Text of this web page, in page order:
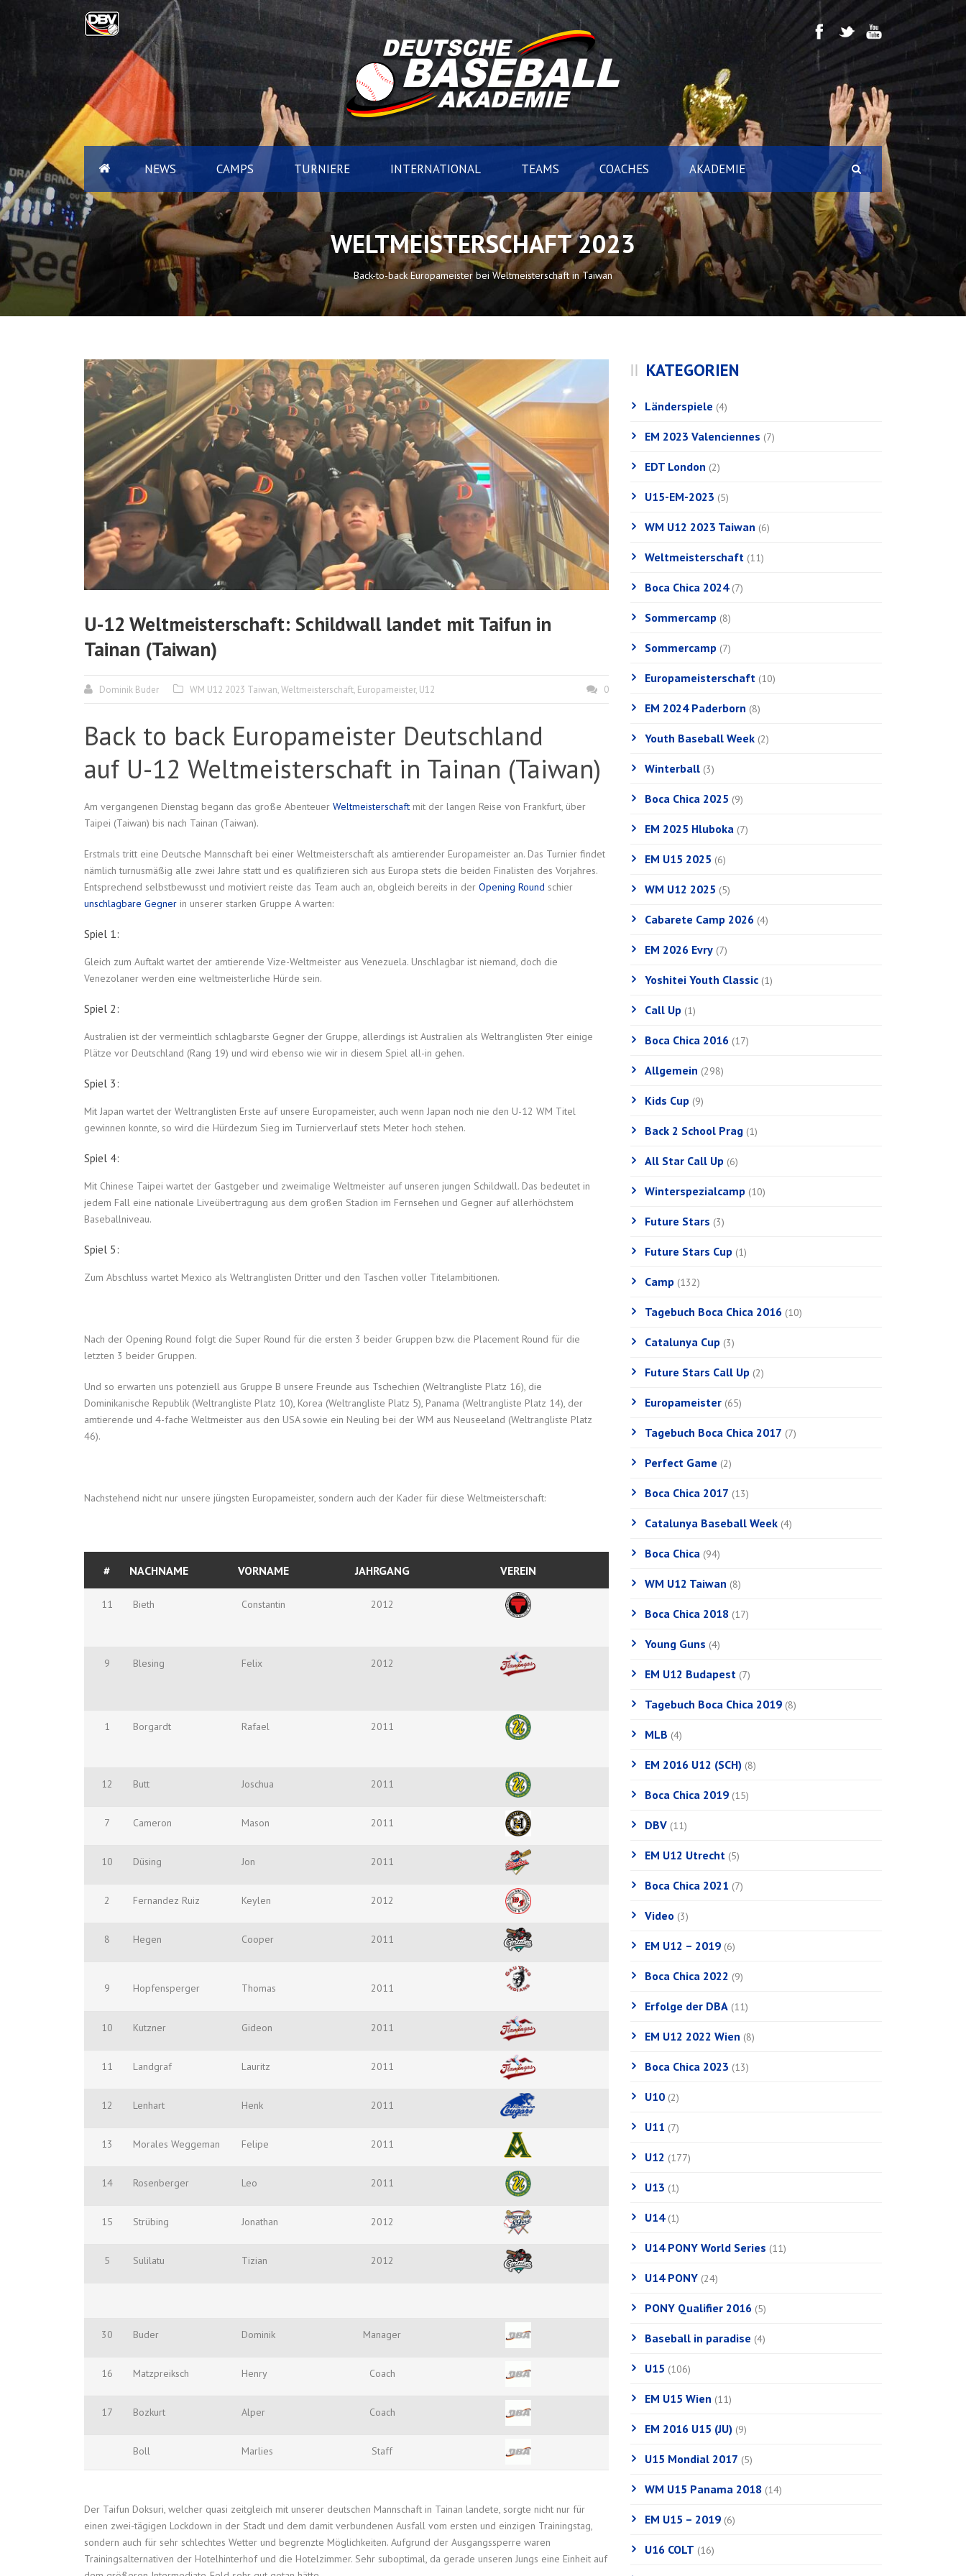
NEWS CAMPS TURNIERE INTERNATIONAL TEAMS COACHES AKADEMIE
WELTMEISTERSCHAFT 2023
Back-to-back Europameister bei Weltmeisterschaft in Taiwan
U-12 Weltmeisterschaft: Schildwall landet mit Taifun in
Tainan (Taiwan)
Dominik Buder WM U12 2023 Taiwan,Weltmeisterschaft, Europameister, U12 0
Back to back Europameister Deutschland
auf U-12 Weltmeisterschaft in Tainan (Taiwan)
Am vergangenen Dienstag begann das große Abenteuer Weltmeisterschaft mit der langen Reise von Frankfurt, über
Taipei (Taiwan) bis nach Tainan (Taiwan).
Erstmals tritt eine Deutsche Mannschaft bei einer Weltmeisterschaft als amtierender Europameister an. Das Turnier findet
nämlich turnusmäßig alle zwei Jahre statt und es qualifizieren sich aus Europa stets die beiden Finalisten des Vorjahres.
Entsprechend selbstbewusst und motiviert reiste das Team auch an, obgleich bereits in der Opening Round schier
unschlagbare Gegner in unserer starken Gruppe A warten:
Spiel 1:
Gleich zum Auftakt wartet der amtierende Vize-Weltmeister aus Venezuela. Unschlagbar ist niemand, doch die
Venezolaner werden eine weltmeisterliche Hürde sein.
Spiel 2:
Australien ist der vermeintlich schlagbarste Gegner der Gruppe, allerdings ist Australien als Weltranglisten 9ter einige
Plätze vor Deutschland (Rang 19) und wird ebenso wie wir in diesem Spiel all-in gehen.
Spiel 3:
Mit Japan wartet der Weltranglisten Erste auf unsere Europameister, auch wenn Japan noch nie den U-12 WM Titel
gewinnen konnte, so wird die Hürdezum Sieg im Turnierverlauf stets Meter hoch stehen.
Spiel 4:
Mit Chinese Taipei wartet der Gastgeber und zweimalige Weltmeister auf unseren jungen Schildwall. Das bedeutet in
jedem Fall eine nationale Liveübertragung aus dem großen Stadion im Fernsehen und Gegner auf allerhöchstem
Baseballniveau.
Spiel 5:
Zum Abschluss wartet Mexico als Weltranglisten Dritter und den Taschen voller Titelambitionen.
Nach der Opening Round folgt die Super Round für die ersten 3 beider Gruppen bzw. die Placement Round für die
letzten 3 beider Gruppen.
Und so erwarten uns potenziell aus Gruppe B unsere Freunde aus Tschechien (Weltrangliste Platz 16), die
Dominikanische Republik (Weltrangliste Platz 10), Korea (Weltrangliste Platz 5), Panama (Weltrangliste Platz 14), der
amtierende und 4-fache Weltmeister aus den USA sowie ein Neuling bei der WM aus Neuseeland (Weltrangliste Platz
46).
Nachstehend nicht nur unsere jüngsten Europameister, sondern auch der Kader für diese Weltmeisterschaft:
# NACHNAME VORNAME JAHRGANG VEREIN
11 Bieth Constantin 2012
9 Blesing Felix 2012
1 Borgardt Rafael 2011
12 Butt Joschua 2011
7 Cameron Mason 2011
10 Düsing Jon 2011
2 Fernandez Ruiz Keylen 2012
8 Hegen Cooper 2011
9 Hopfensperger Thomas 2011
10 Kutzner Gideon 2011
11 Landgraf Lauritz 2011
12 Lenhart Henk 2011
13 Morales Weggeman Felipe 2011
14 Rosenberger Leo 2011
15 Strübing Jonathan 2012
5 Sulilatu Tizian 2012
30 Buder Dominik Manager
16 Matzpreiksch Henry Coach
17 Bozkurt Alper Coach
Boll Marlies Staff
Der Taifun Doksuri, welcher quasi zeitgleich mit unserer deutschen Mannschaft in Tainan landete, sorgte nicht nur für
einen zwei-tägigen Lockdown in der Stadt und dem damit verbundenen Ausfall vom ersten und einzigen Trainingstag,
sondern auch für sehr schlechtes Wetter und begrenzte Möglichkeiten. Aufgrund der Ausgangssperre waren
Trainingsalternativen der Hotelhinterhof und die Hotelzimmer. Sehr suboptimal, da gerade unseren Jungs eine Einheit auf
KATEGORIEN
Länderspiele (4)
EM 2023 Valenciennes (7)
EDT London (2)
U15-EM-2023 (5)
WM U12 2023 Taiwan (6)
Weltmeisterschaft (11)
Boca Chica 2024(7)
Sommercamp (8)
Sommercamp (7)
Europameisterschaft (10)
EM 2024 Paderborn (8)
Youth Baseball Week (2)
Winterball (3)
Boca Chica 2025 (9)
EM 2025 Hluboka (7)
EM U15 2025 (6)
WM U12 2025 (5)
Cabarete Camp 2026 (4)
EM 2026 Evry (7)
Yoshitei Youth Classic (1)
Call Up (1)
Boca Chica 2016 (17)
Allgemein (298)
Kids Cup (9)
Back 2 School Prag (1)
All Star Call Up (6)
Winterspezialcamp (10)
Future Stars (3)
Future Stars Cup (1)
Camp (132)
Tagebuch Boca Chica 2016 (10)
Catalunya Cup (3)
Future Stars Call Up (2)
Europameister (65)
Tagebuch Boca Chica 2017 (7)
Perfect Game (2)
Boca Chica 2017 (13)
Catalunya Baseball Week (4)
Boca Chica (94)
WM U12 Taiwan (8)
Boca Chica 2018 (17)
Young Guns (4)
EM U12 Budapest (7)
Tagebuch Boca Chica 2019 (8)
MLB (4)
EM 2016 U12 (SCH) (8)
Boca Chica 2019 (15)
DBV (11)
EM U12 Utrecht (5)
Boca Chica 2021 (7)
Video (3)
EM U12 – 2019 (6)
Boca Chica 2022 (9)
Erfolge der DBA (11)
EM U12 2022 Wien (8)
Boca Chica 2023 (13)
U10 (2)
U11 (7)
U12 (177)
U13 (1)
U14(1)
U14 PONY World Series (11)
U14 PONY (24)
PONY Qualifier 2016 (5)
Baseball in paradise (4)
U15 (106)
EM U15 Wien (11)
EM 2016 U15 (JU) (9)
U15 Mondial 2017 (5)
WM U15 Panama 2018 (14)
EM U15 – 2019 (6)
U16 COLT (16)